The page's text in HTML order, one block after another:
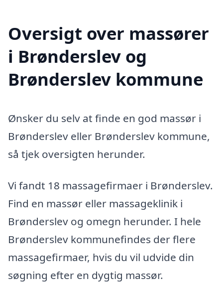
Oversigt over massører
i Brønderslev og
Brønderslev kommune
Ønsker du selv at finde en god massør i
Brønderslev eller Brønderslev kommune,
så tjek oversigten herunder.
Vi fandt 18 massagefirmaer i Brønderslev.
Find en massør eller massageklinik i
Brønderslev og omegn herunder. I hele
Brønderslev kommunefindes der flere
massagefirmaer, hvis du vil udvide din
søgning efter en dygtig massør.